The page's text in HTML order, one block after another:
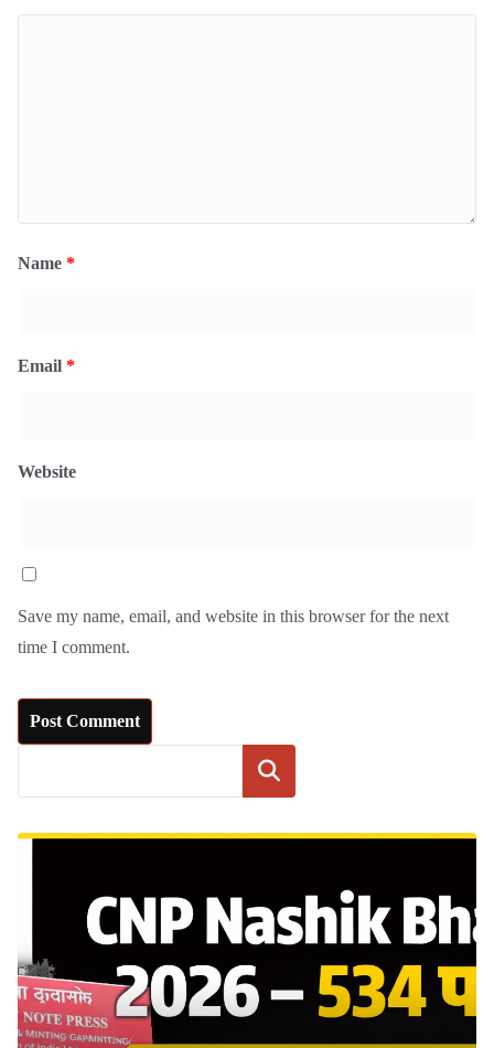
Name *
Email *
Website
Save my name, email, and website in this browser for the next
time I comment.
Search